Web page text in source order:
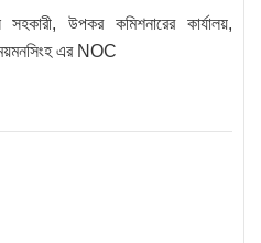
উপকর কমিশনারের কার্যালয়,
এর NOC